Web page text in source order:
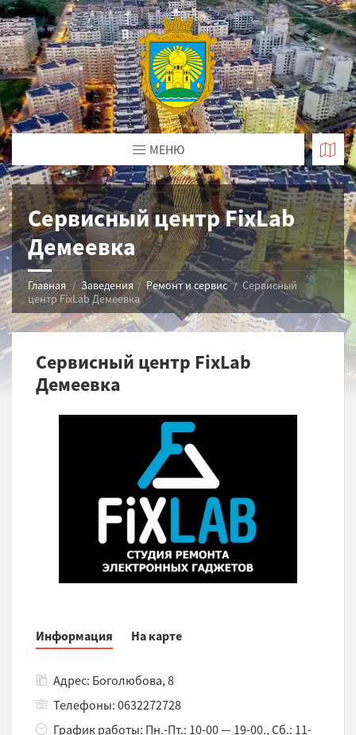
МЕНЮ
Сервисный центр FixLab
Демеевка
Главная Заведения Ремонт и сервис
Сервисный
центр FixLab Демеевка
Сервисный центр FixLab
Демеевка
Информация На карте
Адрес: Боголюбова, 8
Телефоны: 0632272728
График работы: Пн.-Пт.: 10-00 — 19-00., Сб.: 11-